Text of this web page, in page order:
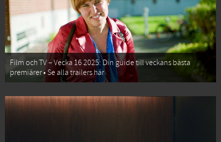
Film och TV – Vecka 16 2025: Din guide till veckans bästa
premiärer • Se alla trailers här